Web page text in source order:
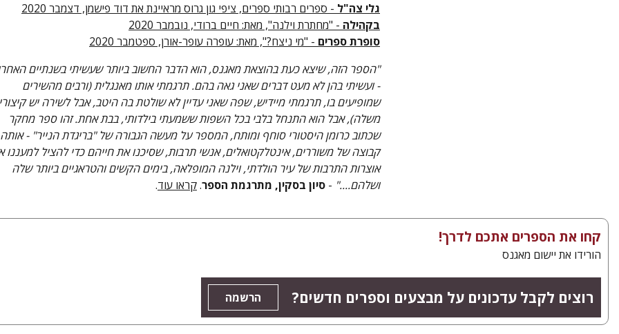
גלי צה"ל - ספרים רבותי ספרים, ציפי גון גרוס מראיינת את דוד פישמן, דצמבר 2020
בקהילה - "מחתרת וילנה", מאת: חיים ברודי, נובמבר 2020
סופרת ספרים - "מי ניצח?", מאת: עופרה עופר-אורן, ספטמבר 2020
"הספר הזה, שיצא כעת בהוצאת מאגנס, הוא הדבר החשוב ביותר שעשיתי בשנתיים
- ועשיתי בהן לא מעט דברים שאני גאה בהם. תרגמתי אותו מאנגלית (ורבים מהשירים
שמופיעים בו, תרגמתי מיידיש, שפה שאני עדיין לא שולטת בה היטב, אבל לשירה יש
משלה), אבל הוא התנחל בלבי בכל השפות ששמעתי בילדותי, בבת אחת. זהו ספר מחקר
שכתוב כרומן היסטורי סוחף ומותח, המספר על מעשה הגבורה של "בריגדת הנייר" - אותה
קבוצה של משוררים, אינטלקטואלים, אנשי תרבות, שסיכנו את חייהם כדי להציל למעננו
אוצרות התרבות של עיר הולדתי, וילנה המופלאה, בימים הקשים והטראגיים ביותר שלה
ושלהם...." - סיון בסקין, מתרגמת הספר.קראו עוד.
קחו את הספרים אתכם לדרך!
הורידו את יישום מאגנס
רוצים לקבל עדכונים על מבצעים וספרים חדשים? הרשמה